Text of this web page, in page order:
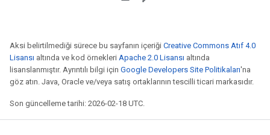
Aksi belirtilmediği sürece bu sayfanın içeriği Creative Commons Atıf 4.0
Lisansı altında ve kod örnekleri Apache 2.0 Lisansı altında
lisanslanmıştır. Ayrıntılı bilgi için Google Developers Site Politikaları'na
göz atın. Java, Oracle ve/veya satış ortaklarının tescilli ticari markasıdır.
Son güncelleme tarihi: 2026-02-18 UTC.